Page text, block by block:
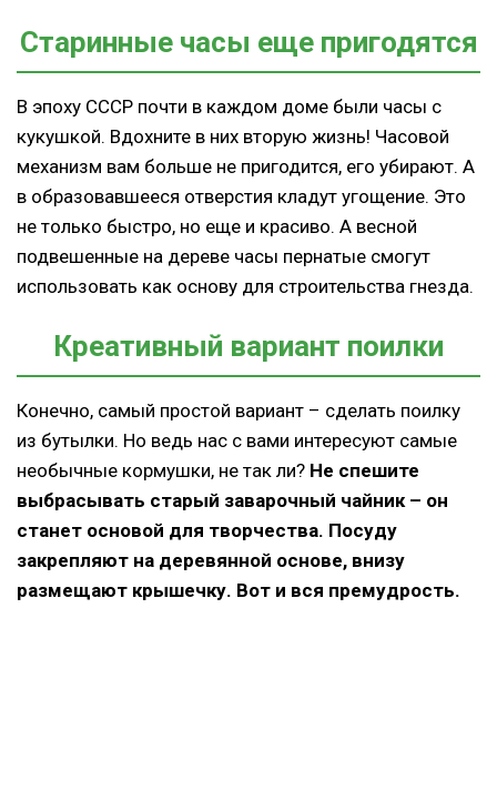
Старинные часы еще пригодятся
В эпоху СССР почти в каждом доме были часы с
кукушкой. Вдохните в них вторую жизнь! Часовой
механизм вам больше не пригодится, его убирают. А
в образовавшееся отверстия кладут угощение. Это
не только быстро, но еще и красиво. А весной
подвешенные на дереве часы пернатые смогут
использовать как основу для строительства гнезда.
Креативный вариант поилки
Конечно, самый простой вариант – сделать поилку
из бутылки. Но ведь нас с вами интересуют самые
необычные кормушки, не так ли? Не спешите
выбрасывать старый заварочный чайник – он
станет основой для творчества. Посуду
закрепляют на деревянной основе, внизу
размещают крышечку. Вот и вся премудрость.